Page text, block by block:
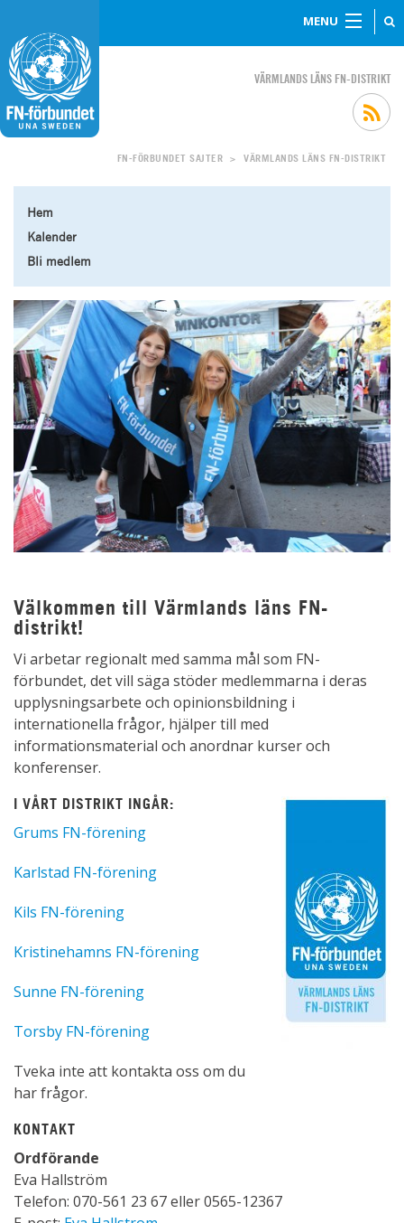
MENU
VÄRMLANDS LÄNS FN-DISTRIKT
FN-FÖRBUNDET SAJTER > VÄRMLANDS LÄNS FN-DISTRIKT
Hem
Kalender
Bli medlem
Välkommen till Värmlands läns FN-
distrikt!
Vi arbetar regionalt med samma mål som FN-
förbundet, det vill säga stöder medlemmarna i deras
upplysningsarbete och opinionsbildning i
internationella frågor, hjälper till med
informationsmaterial och anordnar kurser och
konferenser.
I VÅRT DISTRIKT INGÅR:
Grums FN-förening
Karlstad FN-förening
Kils FN-förening
Kristinehamns FN-förening
Sunne FN-förening
Torsby FN-förening
Tveka inte att kontakta oss om du
har frågor.
KONTAKT
Ordförande
Eva Hallström
Telefon: 070-561 23 67 eller 0565-12367